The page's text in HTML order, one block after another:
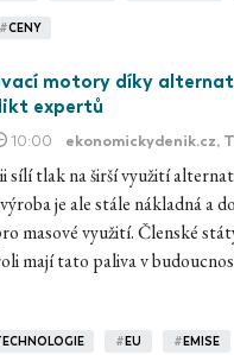
#CENY
motory díky
expertů
10:00 ekonomickydenik.cz,
sílí tlak na širší využití
je ale stále nákladná a
masové využití. Členské
mají tato paliva v
# EU # EMISE